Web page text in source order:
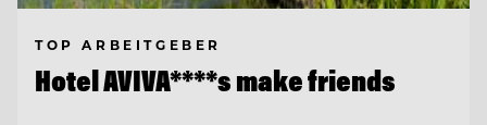
TOP ARBEITGEBER
Hotel AVIVA****s make friends